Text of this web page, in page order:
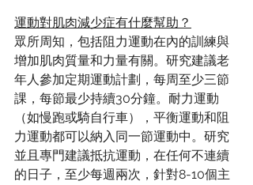
運動對肌肉減少症有什麼幫助？
眾所周知，包括阻力運動在內的訓練與
增加肌肉質量和力量有關。研究建議老
年人參加定期運動計劃，每周至少三節
課，每節最少持續30分鐘。耐力運動
（如慢跑或騎自行車），平衡運動和阻
力運動都可以納入同一節運動中。研究
並且專門建議抵抗運動，在任何不連續
的日子，至少每週兩次，針對8-10個主